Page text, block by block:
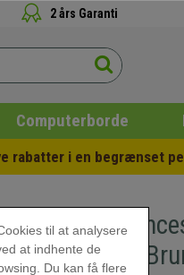
2 års Garanti
Computerborde
rabatter i en begrænset
Design,
til at analysere
at indhente de
Du kan få flere